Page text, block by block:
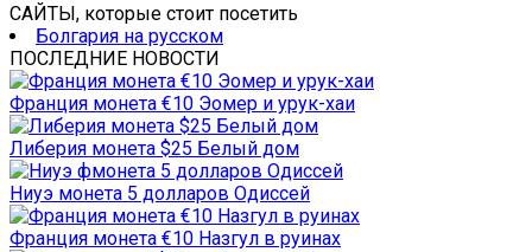
САЙТЫ, которые стоит посетить
Болгария на русском
ПОСЛЕДНИЕ НОВОСТИ
Франция монета €10 Эомер и урук-хаи
Либерия монета $25 Белый дом
Ниуэ монета 5 долларов Одиссей
Франция монета €10 Назгул в руинах